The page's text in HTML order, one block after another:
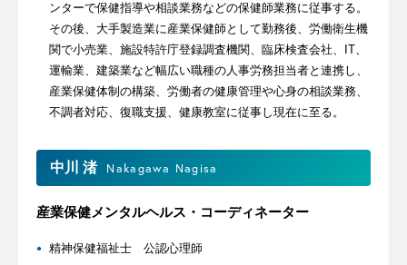
ンターで保健指導や相談業務などの保健師業務に従事する。
その後、大手製造業に産業保健師として勤務後、労働衛生機
関で小売業、施設特許庁登録調査機関、臨床検査会社、IT、
運輸業、建築業など幅広い職種の人事労務担当者と連携し、
産業保健体制の構築、労働者の健康管理や心身の相談業務、
不調者対応、復職支援、健康教室に従事し現在に至る。
中川 渚 Nakagawa Nagisa
産業保健メンタルヘルス・コーディネーター
精神保健福祉士 公認心理師